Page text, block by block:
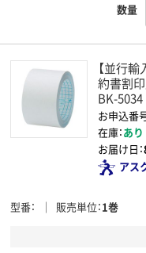
数量
【並行
約書割
BK-5034
お申込番
在庫：あり
お届け日：
アス
型番 販売単位 1巻